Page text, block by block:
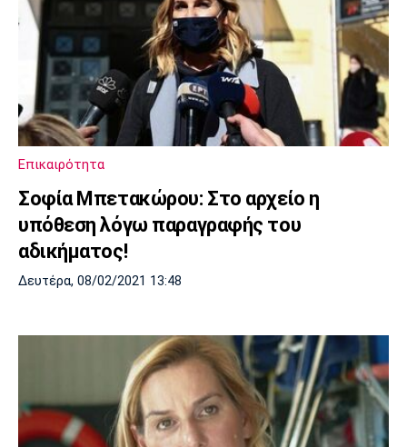
Επικαιρότητα
Σοφία Μπετακώρου: Στο αρχείο η
υπόθεση λόγω παραγραφής του
αδικήματος!
Δευτέρα, 08/02/2021 13:48